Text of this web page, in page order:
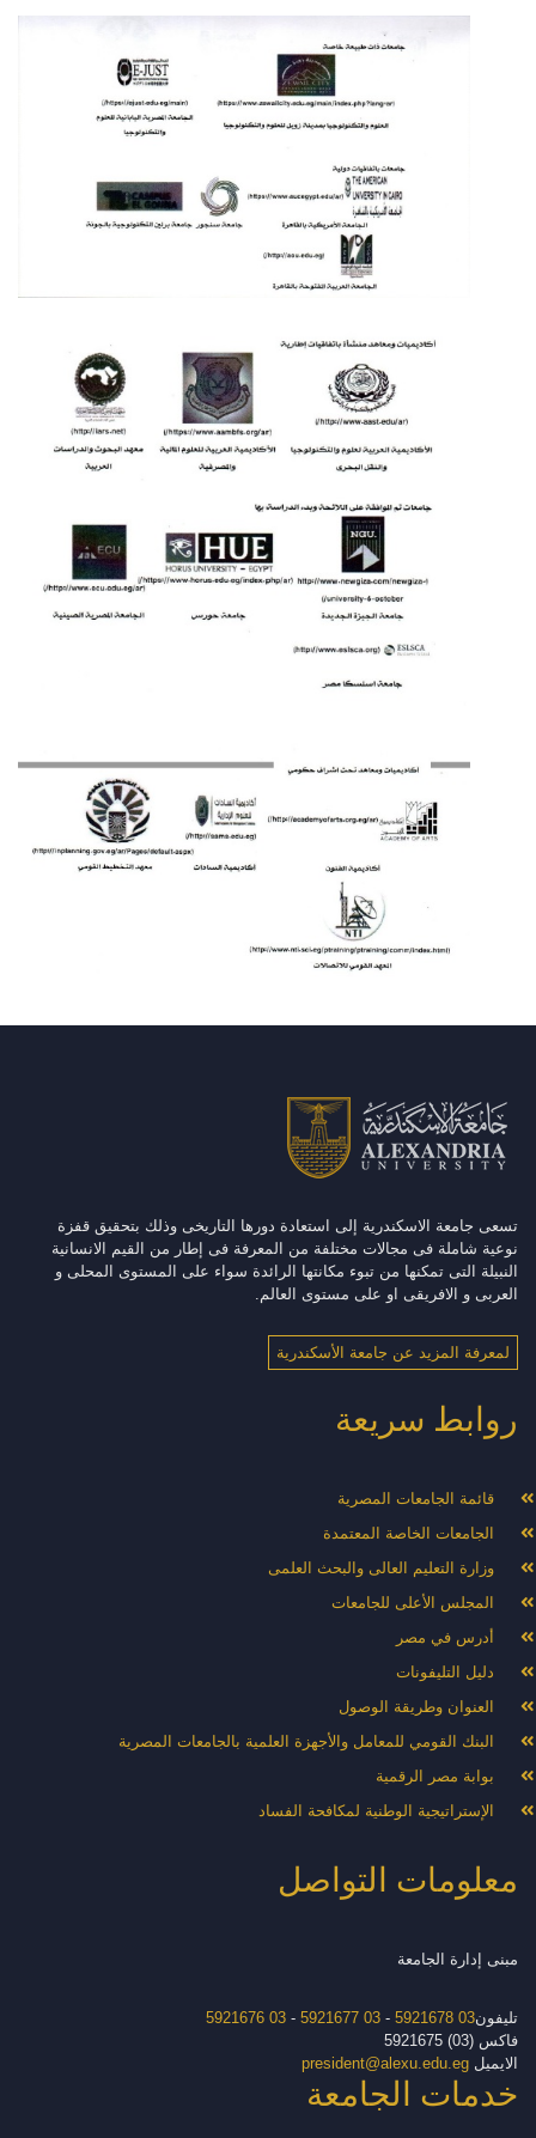
تسعى جامعة الاسكندرية إلى استعادة دورها التاريخى وذلك بتحقيق قفزة
نوعية شاملة فى مجالات مختلفة من المعرفة فى إطار من القيم الانسانية
النبيلة التى تمكنها من تبوء مكانتها الرائدة سواء على المستوى المحلى و
العربى و الافريقى او على مستوى العالم.
لمعرفة المزيد عن جامعة الأسكندرية
روابط سريعة
قائمة الجامعات المصرية
الجامعات الخاصة المعتمدة
وزارة التعليم العالى والبحث العلمى
المجلس الأعلى للجامعات
أدرس في مصر
دليل التليفونات
العنوان وطريقة الوصول
البنك القومي للمعامل والأجهزة العلمية بالجامعات المصرية
بوابة مصر الرقمية
الإستراتيجية الوطنية لمكافحة الفساد
معلومات التواصل
مبنى إدارة الجامعة
تليفون03 5921678
-
03 5921677
-
03 5921676
فاكس (03) 5921675
الايميلpresident@alexu.edu.eg
خدمات الجامعة